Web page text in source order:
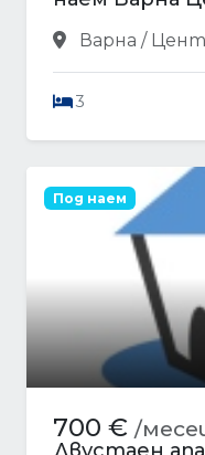
Варна /
3
Под наем
700 € /